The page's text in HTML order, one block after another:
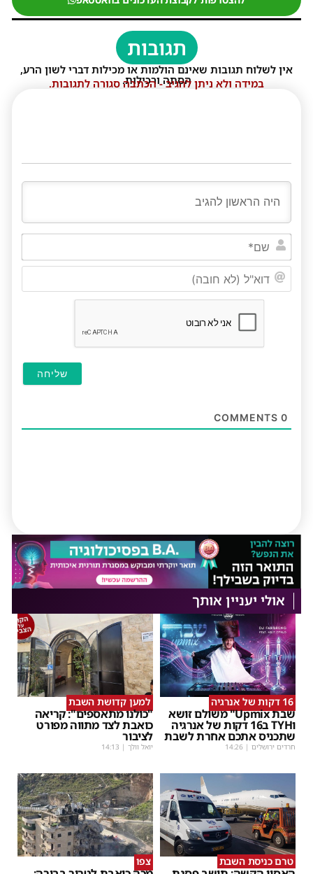
תגובות
אין לשלוח תגובות שאינם הולמות או מכילות דברי לשון הרע,
הסתה ורכילות.
במידה ולא ניתן להגיב - הכתבה סגורה לתגובות.
0
אולי יעניין אותך
16 דקות של אנרגיה
שבת Upmix" משולם זושא
וTYH ב16 דקות של אנרגיה
שתכניס אתכם אחרת לשבת
חרדים ירושלים |
14:26
למען קדושת השבת
"כולנו מתאספים": קריאה
כואבת לצד מתווה מפורט
לציבור
יואל וולך |
14:13
טרם כניסת השבת צפו